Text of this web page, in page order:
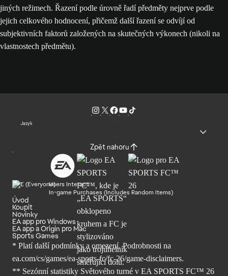
jiných režimech. Řazení podle úrovně řadí předměty nejprve podle
jejich celkového hodnocení, přičemž další řazení se odvíjí od
subjektivních faktorů založených na skutečných výkonech (nikoli na
vlastnostech předmětu).
Jazyk
Zpět nahoru
Users Interact
In-game Purchases (Includes Random Items)
Úvod
Koupit
Novinky
EA app pro Windows
EA app a Origin pro Mac
Sports Games
* Platí další podmínky a omezení. Podrobnosti na
ea.com/cs/games/ea-sports-fc/fc-26/game-disclaimers.
** Sezónní statistiky Světového turné v EA SPORTS FC™ 26